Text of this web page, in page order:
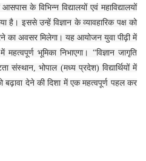
के विभिन्न विद्यालयों एवं महाविद्यालयों
है। इससे उन्हें विज्ञान के व्यावहारिक पक्ष को
का अवसर मिलेगा। यह आयोजन युवा पीढ़ी में
भूमिका निभाएगा। “विज्ञान जागृति
संस्थान, भोपाल (मध्य प्रदेश) विद्यार्थियों में
बढ़ावा देने की दिशा में एक महत्वपूर्ण पहल कर